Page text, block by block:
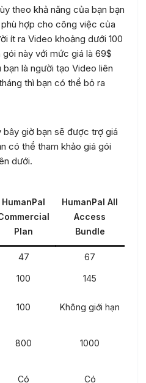
theo khả năng của bạn bạn
hợp cho công việc của
ít ra Video khoảng dưới 100
này với mức giá là 69$
là người tạo Video liên
thì bạn có thể bỏ ra
bây giờ bạn sẽ được trợ giá
có thể tham khảo giá gói
dưới.
HumanPal
Plan
HumanPal All
Access
Bundle
47 67
100 145
100 Không giới hạn
800 1000
Có Có